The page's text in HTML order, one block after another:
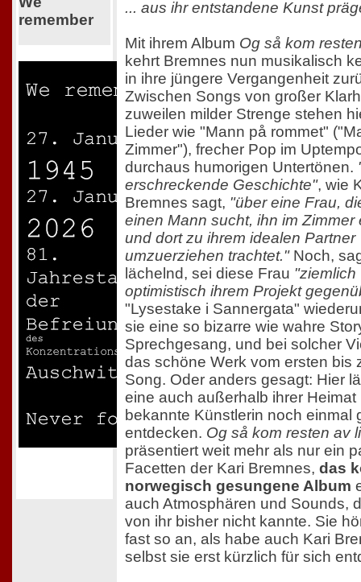
remember
... aus ihr entstandene Kunst
Mit ihrem Album Og så kom
kehrt Bremnes nun musikalisch
in ihre jüngere Vergangenheit
Zwischen Songs von großer
zuweilen milder Strenge stehen
Lieder wie "Mann på rommet"
Zimmer"), frecher Pop im
durchaus humorigen Untertönen.
erschreckende Geschichte", wie
Bremnes sagt, "über eine Frau,
einen Mann sucht, ihn im Zimmer
und dort zu ihrem idealen Partner
umzuerziehen trachtet."Noch,
lächelnd, sei diese Frau "ziemlich
optimistisch ihrem Projekt
"Lysestake i Sannergata"
sie eine so bizarre wie wahre
Sprechgesang, und bei solcher
das schöne Werk vom ersten bis
Song. Oder anders gesagt: Hier
eine auch außerhalb ihrer Heimat
bekannte Künstlerin noch einmal
entdecken. Og så kom resten av
präsentiert weit mehr als nur ein
Facetten der Kari Bremnes, das
norwegisch gesungene Album
auch Atmosphären und Sounds,
von ihr bisher nicht kannte. Sie
fast so an, als habe auch Kari
selbst sie erst kürzlich für sich